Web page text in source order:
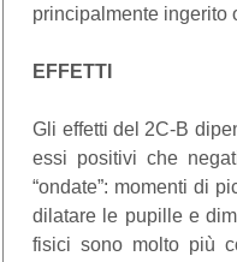
principalmente ingerito
EFFETTI
Gli effetti del 2C-B
essi positivi che
“ondate”: momenti di
dilatare le pupille e
fisici sono molto più